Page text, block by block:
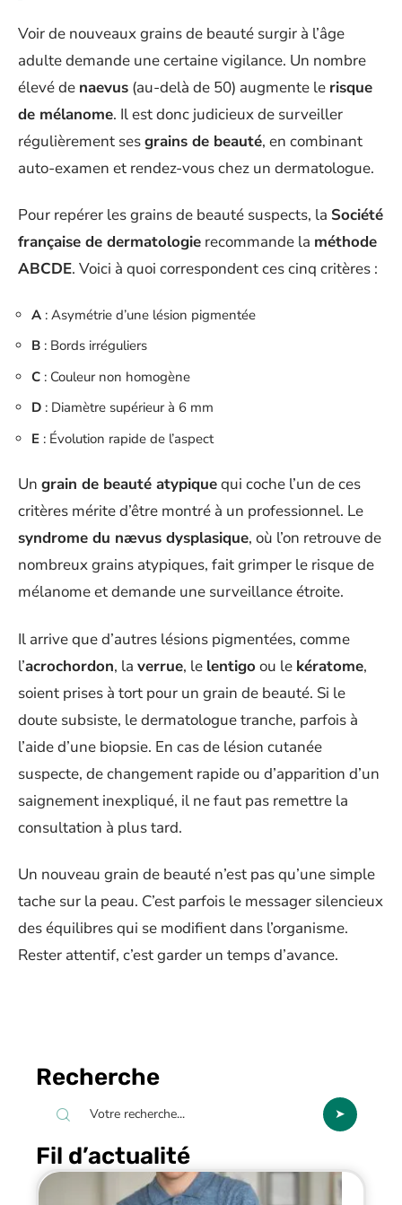
Voir de nouveaux grains de beauté surgir à l’âge
adulte demande une certaine vigilance. Un nombre
élevé de naevus (au-delà de 50) augmente le risque
de mélanome. Il est donc judicieux de surveiller
régulièrement sesgrains de beauté, en combinant
auto-examen et rendez-vous chez un dermatologue.
Pour repérer les grains de beauté suspects, la Société
française de dermatologie recommande la méthode
ABCDE. Voici à quoi correspondent ces cinq critères :
A : Asymétrie d’une lésion pigmentée
B : Bords irréguliers
C : Couleur non homogène
D : Diamètre supérieur à 6 mm
E : Évolution rapide de l’aspect
Un grain de beauté atypiquequi coche l’un de ces
critères mérite d’être montré à un professionnel. Le
syndrome du nævus dysplasique, où l’on retrouve de
nombreux grains atypiques, fait grimper le risque de
mélanome et demande une surveillance étroite.
Il arrive que d’autres lésions pigmentées, comme
l’acrochordon, la verrue, le lentigo ou le kératome,
soient prises à tort pour un grain de beauté. Si le
doute subsiste, le dermatologue tranche, parfois à
l’aide d’une biopsie. En cas de lésion cutanée
suspecte, de changement rapide ou d’apparition d’un
saignement inexpliqué, il ne faut pas remettre la
consultation à plus tard.
Un nouveau grain de beauté n’est pas qu’une simple
tache sur la peau. C’est parfois le messager silencieux
des équilibres qui se modifient dans l’organisme.
Rester attentif, c’est garder un temps d’avance.
Recherche
Fil d’actualité